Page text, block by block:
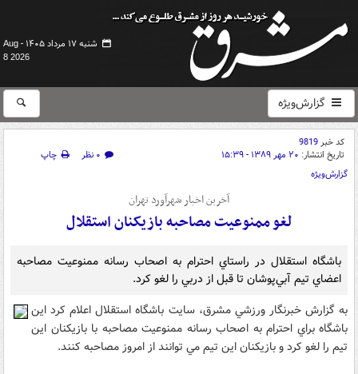
شنبه ۱۷ مرداد ۱۴۰۵ -
Aug
8 2026
گزارش‌ویژه
کد خبر9819
تاریخ انتشار: ۲۰ مهر ۱۳۸۹ - ۱۵:۳۹ ۰ نظر
چاپ
گزارش‌ویژه
آخرين اخبار شهرآورد تهران
لغو ممنوعيت مصاحبه بازيکنان استقلال
‌باشگاه استقلال در راستاي احترام به اصحاب رسانه ممنوعيت مصاحبه
اعضاي تيم آبي‌پوشان تا قبل از دربي را لغو کرد.
به گزارش خبرنگار ورزشي مشرق، سايت باشگاه استقلال اعلام کرد اين
باشگاه براي احترام به اصحاب رسانه ممنوعيت مصاحبه با بازيکنان اين
تيم را لغو کرد و بازيکنان اين تيم مي توانند از امروز مصاحبه کنند.